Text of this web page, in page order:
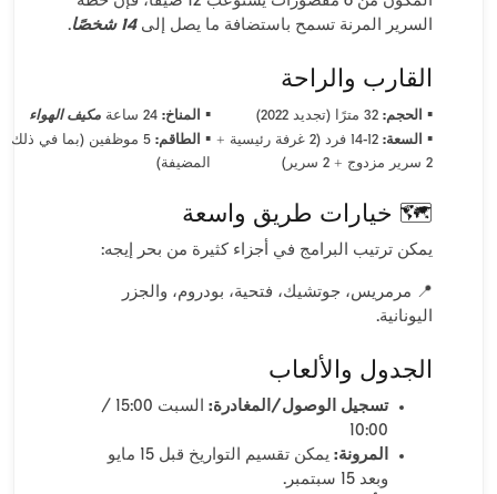
السرير المرنة تسمح باستضافة ما يصل إلى14 شخصًا .
القارب والراحة
الحجم:32 مترًا (تجديد 2022)
السعة:
12-14 فرد (2 غرفة رئيسية +
المناخ:24 ساعة مكيف الهواء
▪ الطاقم:
5 موظفين (بما في ذلك
المضيفة)
🗺️ خيارات طريق واسعة
يمكن ترتيب البرامج في أجزاء كثيرة من بحر إيجه:
📍 مرمريس، جوتشيك، فتحية، بودروم، والجزر
اليونانية.
الجدول والألعاب
تسجيل الوصول/المغادرة:
السبت 15:00 /
10:00
المرونة:
يمكن تقسيم التواريخ قبل 15 مايو
وبعد 15 سبتمبر.